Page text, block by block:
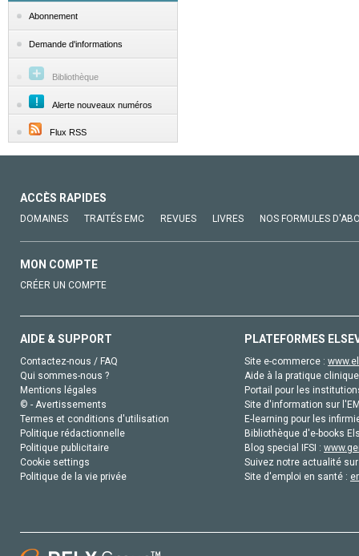
Abonnement
Demande d'informations
Bibliothèque
Alerte nouveaux numéros
Flux RSS
ACCÈS RAPIDES
DOMAINES TRAITÉS EMC REVUES LIVRES NOS FORMULES
MON COMPTE
CRÉER UN COMPTE
AIDE & SUPPORT
Contactez-nous / FAQ
Qui sommes-nous ?
Mentions légales
© - Avertissements
Termes et conditions d'utilisation
Politique rédactionnelle
Politique publicitaire
Cookie settings
Politique de la vie privée
PLATEFORMES
Site e-commerce :
Aide à la pratique
Portail pour les
Site d'information sur
E-learning pour les
Bibliothèque d'e-books
Blog special IFSI :
Suivez notre actualité
Site d'emploi en santé :